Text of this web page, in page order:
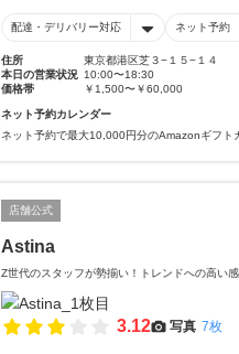
配達・デリバリー対応 ネット予約
住所
東京都港区芝３−１５−１４
本日の営業状況 10:00〜18:30
価格帯
￥1,500〜￥60,000
ネット予約カレンダー
ネット予約で最大10,000円分のAmazonギフト
店舗公式
Astina
Z世代のスタッフが勢揃い！トレンドへの高い
3.12 写真 7枚